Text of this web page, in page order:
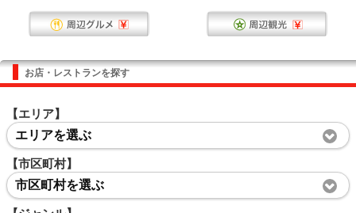
お店・レストランを探す
【エリア】
エリアを選ぶ
【市区町村】
市区町村を選ぶ